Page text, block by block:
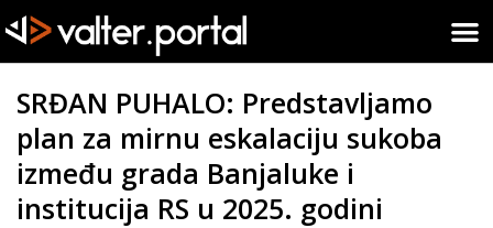
SRĐAN PUHALO: Predstavljamo
plan za mirnu eskalaciju sukoba
između grada Banjaluke i
institucija RS u 2025. godini